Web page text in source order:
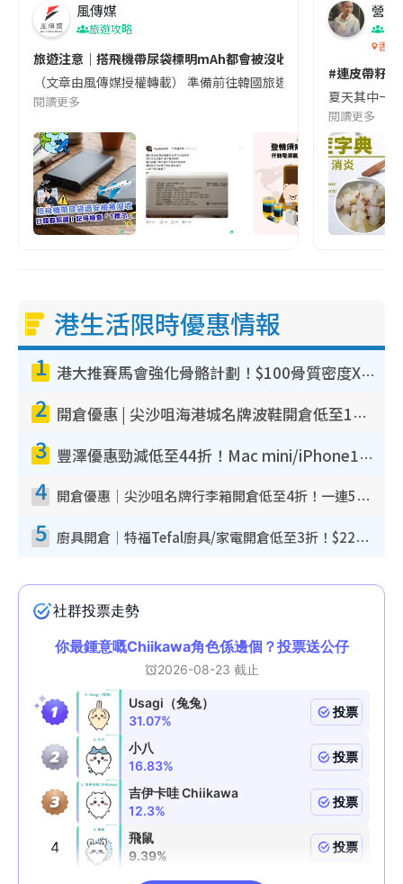
風傳媒
旅遊攻略
旅遊注意｜搭飛機帶尿袋標明mAh都會被沒收😱出發前切記檢查
（文章由風傳媒授權轉載） 準備前往韓國旅遊的民眾，近期要
閱讀更多
營養
香港
#連皮帶籽
夏天其中一
閱讀更多
港生活限時優惠情報
1 港大推賽馬會強化骨骼計劃！$100骨質密度X光檢查 完成免費運動訓練送超市禮券！附參加資格
2 開倉優惠 | 尖沙咀海港城名牌波鞋開倉低至1折！On鞋$899起／Joy&Peace鞋履$98起
3 豐澤優惠勁減低至44折！Mac mini/iPhone17Pro大減價！廚房家電$220起
4 開倉優惠｜尖沙咀名牌行李箱開倉低至4折！一連5日 American Tourister/ace./Hallmark $200起！
5 廚具開倉｜特福Tefal廚具/家電開倉低至3折！$220起買平底鍋/炒鑊/湯煲！電飯煲/吸塵機/燙斗$418起